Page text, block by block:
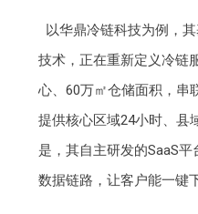
以华鼎冷链科技为例，
技术，正在重新定义冷链
心、60万㎡仓储面积，串
提供核心区域24小时、县
是，其自主研发的SaaS
数据链路，让客户能一键